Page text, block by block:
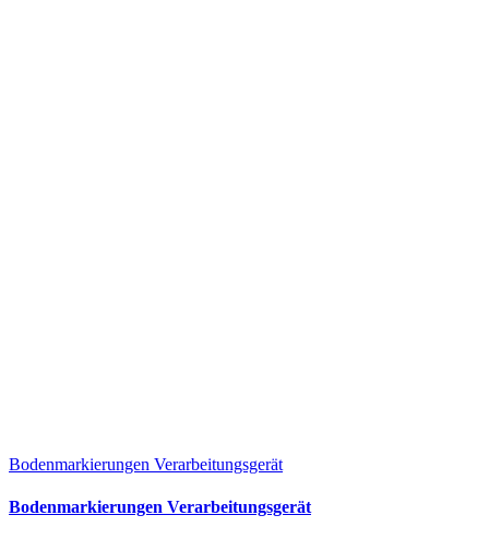
Bodenmarkierungen Verarbeitungsgerät
Bodenmarkierungen Verarbeitungsgerät